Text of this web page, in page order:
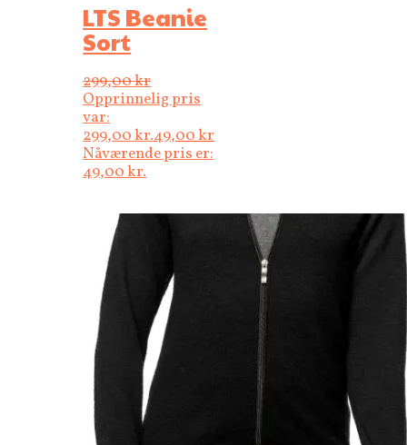
LTS Beanie
Sort
299,00kr
Opprinnelig pris
var:
299,00 kr.49,00kr
Nåværende pris er:
49,00 kr.